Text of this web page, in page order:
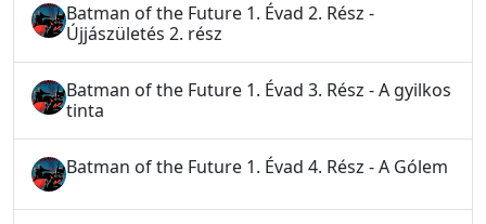
Batman of the Future 1. Évad 2. Rész -
Újjászületés 2. rész
Batman of the Future 1. Évad 3. Rész - A gyilkos
tinta
Batman of the Future 1. Évad 4. Rész - A Gólem